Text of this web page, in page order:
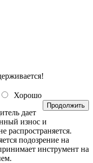
Хорошо
Продолжить
дает
износ и
распространяется.
подозрение на
инструмент на